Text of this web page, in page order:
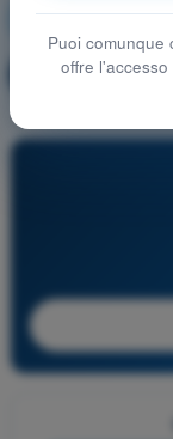
🔒
Puoi comunque
offre l'accesso